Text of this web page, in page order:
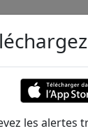
les alertes